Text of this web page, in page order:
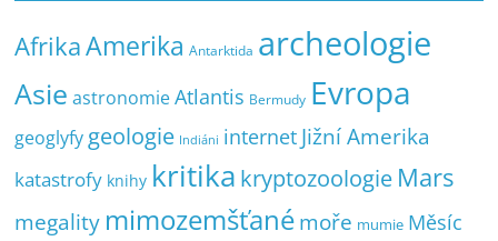
AfrikaAmerika Antarktida archeologie
Asie astronomie Atlantis Bermudy Evropa
geoglyfy geologie Indiáni internet Jižní Amerika
katastrofy knihy kritika kryptozoologie Mars
megality mimozemšťanémoře mumie Měsíc